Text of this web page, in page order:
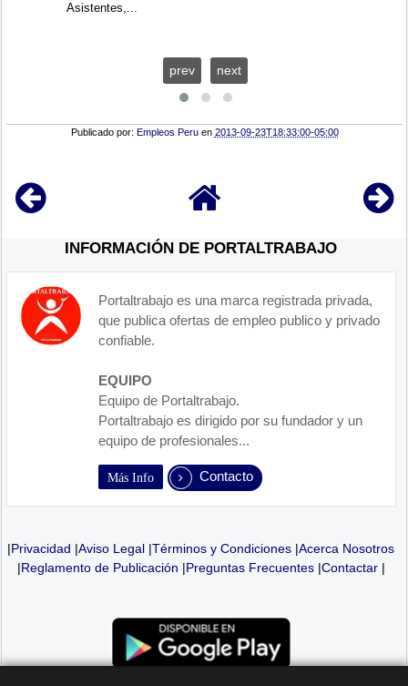
Asistentes,...
prev next
Publicado por: Empleos Peru en 2013-09-23T18:33:00-05:00
INFORMACIÓN DE PORTALTRABAJO
Portaltrabajo es una marca registrada privada,
que publica ofertas de empleo publico y privado
confiable.
EQUIPO
Equipo de Portaltrabajo.
Portaltrabajo es dirigido por su fundador y un
equipo de profesionales...
Más Info Contacto
|Privacidad |Aviso Legal |Términos y Condiciones |Acerca Nosotros
|Reglamento de Publicación |Preguntas Frecuentes|Contactar|